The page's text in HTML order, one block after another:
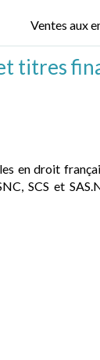
Ventes aux
titres
en droit
SCS et